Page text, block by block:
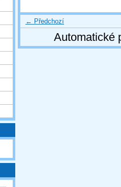
← Předchozí
Automatické